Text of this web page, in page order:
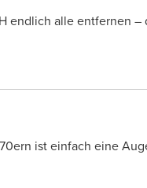
endlich alle entfernen
ist einfach eine